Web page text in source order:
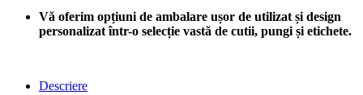
Vă oferim opțiuni de ambalare ușor de utilizat și design
personalizat într-o selecție vastă de cutii, pungi și etichete.
Descriere